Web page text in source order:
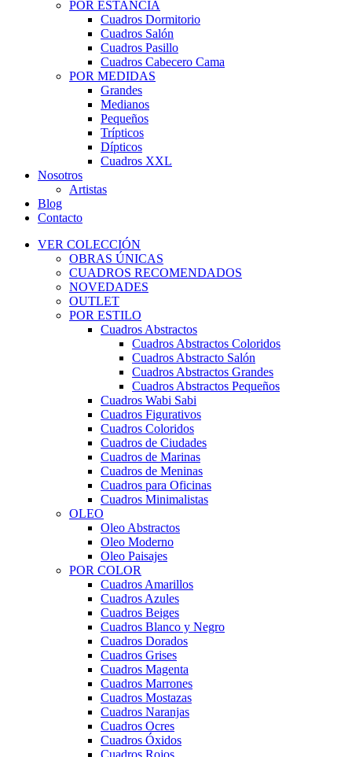
POR ESTANCIA
Cuadros Dormitorio
Cuadros Salón
Cuadros Pasillo
Cuadros Cabecero Cama
POR MEDIDAS
Grandes
Medianos
Pequeños
Trípticos
Dípticos
Cuadros XXL
Nosotros
Artistas
Blog
Contacto
VER COLECCIÓN
OBRAS ÚNICAS
CUADROS RECOMENDADOS
NOVEDADES
OUTLET
POR ESTILO
Cuadros Abstractos
Cuadros Abstractos Coloridos
Cuadros Abstracto Salón
Cuadros Abstractos Grandes
Cuadros Abstractos Pequeños
Cuadros Wabi Sabi
Cuadros Figurativos
Cuadros Coloridos
Cuadros de Ciudades
Cuadros de Marinas
Cuadros de Meninas
Cuadros para Oficinas
Cuadros Minimalistas
OLEO
Oleo Abstractos
Oleo Moderno
Oleo Paisajes
POR COLOR
Cuadros Amarillos
Cuadros Azules
Cuadros Beiges
Cuadros Blanco y Negro
Cuadros Dorados
Cuadros Grises
Cuadros Magenta
Cuadros Marrones
Cuadros Mostazas
Cuadros Naranjas
Cuadros Ocres
Cuadros Óxidos
Cuadros Rojos